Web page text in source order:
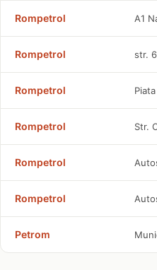
Rompetrol A1
Rompetrol str.
Rompetrol
Rompetrol Str.
Rompetrol
Rompetrol
Petrom